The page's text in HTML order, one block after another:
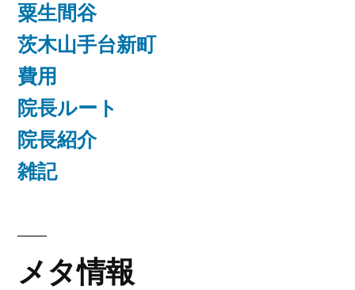
粟生間谷
茨木山手台新町
費用
院長ルート
院長紹介
雑記
メタ情報